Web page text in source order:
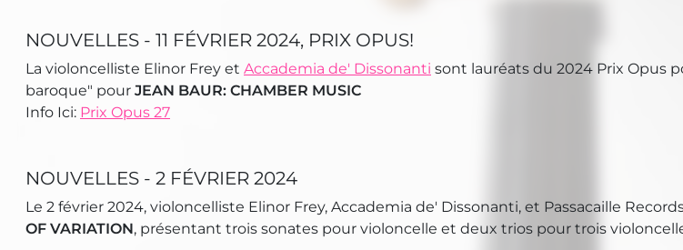
NOUVELLES - 11 FÉVRIER 2024, PRIX OPUS!
La violoncelliste Elinor Frey et Accademia de' Dissonanti sont lauréats du 2024 Prix Opus
baroque" pour JEAN BAUR: CHAMBER MUSIC
Info Ici: Prix Opus 27
NOUVELLES - 2 FÉVRIER 2024
Le 2 février 2024, violoncelliste Elinor Frey, Accademia de' Dissonanti, et Passacaille
OF VARIATION, présentant trois sonates pour violoncelle et deux trios pour trois